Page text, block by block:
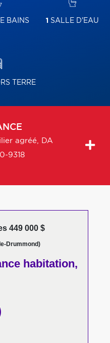
BAINS 1 SALLE D'EAU
TERRE
agréé, DA
9318
449 000 $
Drummond)
habitation,